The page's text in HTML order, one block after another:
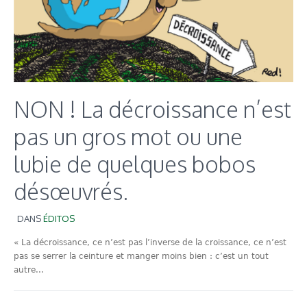
NON ! La décroissance n’est
pas un gros mot ou une
lubie de quelques bobos
désœuvrés.
DANSÉDITOS
« La décroissance, ce n’est pas l’inverse de la croissance, ce n’est
pas se serrer la ceinture et manger moins bien : c’est un tout
autre...